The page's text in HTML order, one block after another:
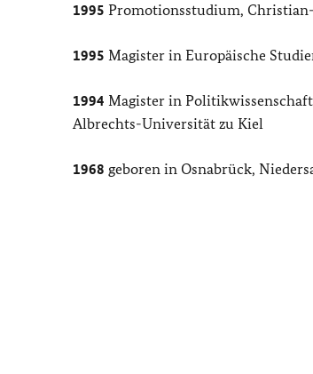
1995 Promotionsstudium,
1995 Magister in Europäische
1994 Magister in
Albrechts-Universität zu Kiel
1968 geboren in Osnabrück,